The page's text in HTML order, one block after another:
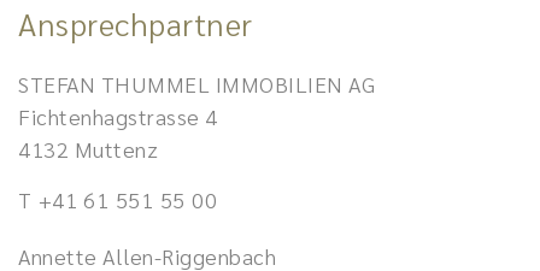
Ansprechpartner
STEFAN THUMMEL IMMOBILIEN AG
Fichtenhagstrasse 4
4132 Muttenz
T +41 61 551 55 00
Annette Allen-Riggenbach